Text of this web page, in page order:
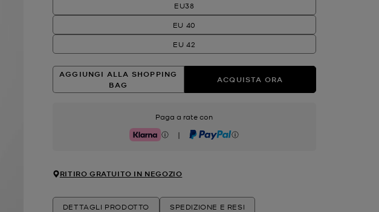
EU38
EU 40
EU 42
AGGIUNGI ALLA SHOPPING
BAG
ACQUISTA ORA
Paga a rate con
Klarna | PayPal
RITIRO GRATUITO IN NEGOZIO
DETTAGLI PRODOTTO SPEDIZIONE E RESI